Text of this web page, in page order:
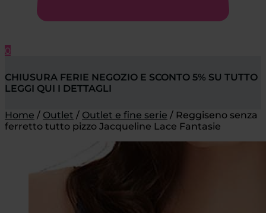
0
CHIUSURA FERIE NEGOZIO E SCONTO 5% SU TUTTO
LEGGI QUI I DETTAGLI
Home / Outlet / Outlet e fine serie / Reggiseno senza
ferretto tutto pizzo Jacqueline Lace Fantasie